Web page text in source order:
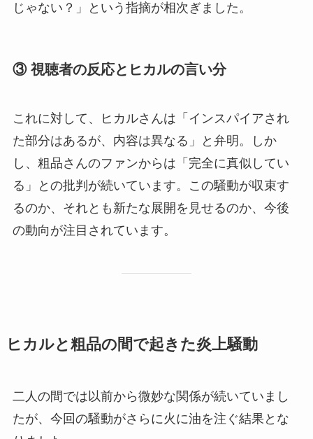
じゃない？」という指摘が相次ぎました。
③ 視聴者の反応とヒカルの言い分
これに対して、ヒカルさんは「インスパイアされ
た部分はあるが、内容は異なる」と弁明。しか
し、粗品さんのファンからは「完全に真似してい
る」との批判が続いています。この騒動が収束す
るのか、それとも新たな展開を見せるのか、今後
の動向が注目されています。
ヒカルと粗品の間で起きた炎上騒動
二人の間では以前から微妙な関係が続いていまし
たが、今回の騒動がさらに火に油を注ぐ結果とな